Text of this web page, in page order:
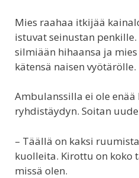
Mies raahaa itkijää
istuvat seinustan
silmiään hihaansa ja
kätensä naisen vyötärölle.
Ambulanssilla ei ole enää
ryhdistäydyn. Soitan
– Täällä on kaksi
kuolleita. Kirottu on koko
missä olen.